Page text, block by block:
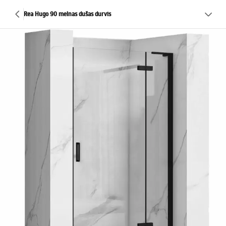
Rea Hugo 90 melnas dušas durvis